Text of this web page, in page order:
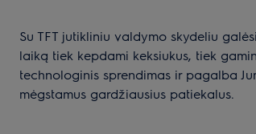
Su TFT jutikliniu valdymo skydeliu
laiką tiek kepdami keksiukus, tiek
technologinis sprendimas ir pagalba
mėgstamus gardžiausius patiekalus.